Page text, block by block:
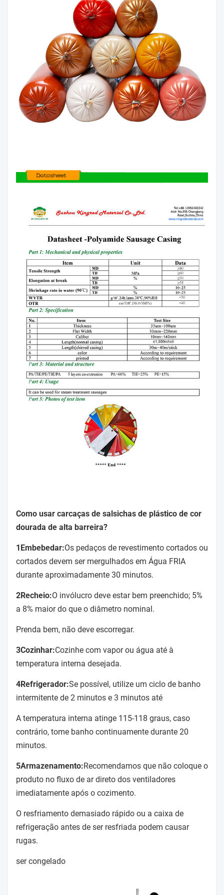
Como usar carcaças de salsichas de plástico de cor
dourada de alta barreira?
1Embebedar:Os pedaços de revestimento cortados ou
cortados devem ser mergulhados em Água FRIA
durante aproximadamente 30 minutos.
2Recheio:O invólucro deve estar bem preenchido; 5%
a 8% maior do que o diâmetro nominal.
Prenda bem, não deve escorregar.
3Cozinhar:Cozinhe com vapor ou água até à
temperatura interna desejada.
4Refrigerador:Se possível, utilize um ciclo de banho
intermitente de 2 minutos e 3 minutos até
A temperatura interna atinge 115-118 graus, caso
contrário, tome banho continuamente durante 20
minutos.
5Armazenamento:Recomendamos que não coloque o
produto no fluxo de ar direto dos ventiladores
imediatamente após o cozimento.
O resfriamento demasiado rápido ou a caixa de
refrigeração antes de ser resfriada podem causar
rugas.
ser congelado